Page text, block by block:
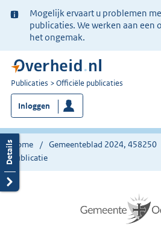
Ter
informatie:
Mogelijk ervaart u problemen
publicaties. We werken aan een
het ongemak.
U
bent
nu
hier:
Publicaties Officiële publicaties
Inloggen
Home Gemeenteblad 2024, 458250
publicatie